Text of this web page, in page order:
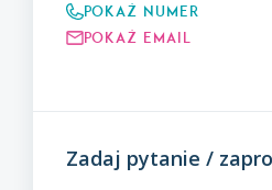
Pokaż numer
Pokaż email
Zadaj pytanie /